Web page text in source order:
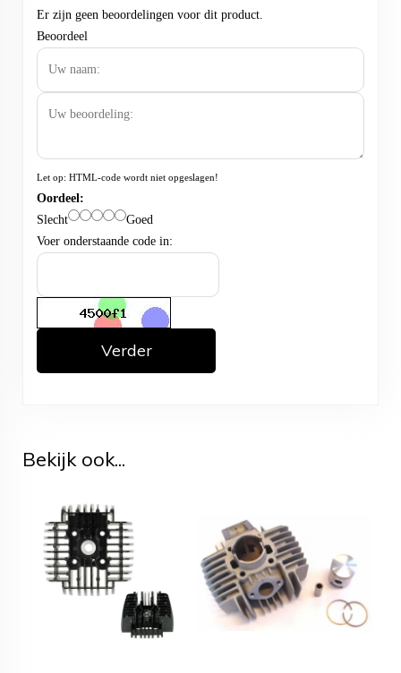
Er zijn geen beoordelingen voor dit product.
Beoordeel
Let op: HTML-code wordt niet opgeslagen!
Oordeel:
Slecht
Goed
Voer onderstaande code in:
Verder
Bekijk ook...